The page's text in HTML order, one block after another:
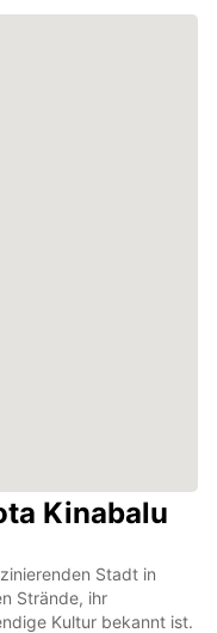
Kinabalu
Stadt in
Strände, ihr
Kultur bekannt ist.